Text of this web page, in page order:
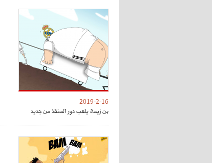
2019-2-16
بن زيمة يلعب دور المنقذ من جديد